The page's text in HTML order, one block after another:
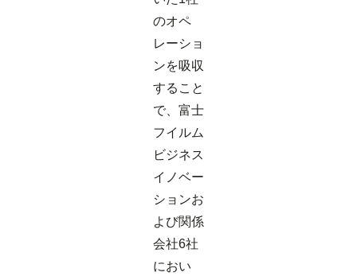
のオペ
レーショ
ンを吸収
すること
で、富士
フイルム
ビジネス
イノベー
ションお
よび関係
会社6社
におい